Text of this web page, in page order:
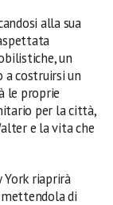
alla sua
un
costruirsi un
le proprie
per la città,
e la vita che
York riaprirà
di